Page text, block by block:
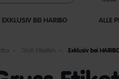
EXKLUSIV BEI HARIBO ALLE
Gruß-Etiketten Exklusiv bei